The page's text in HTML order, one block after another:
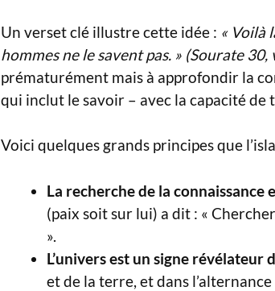
Un verset clé illustre cette idée : « Voilà
hommes ne le savent pas. » (Sourate 30,
prématurément mais à approfondir la
qui inclut le savoir – avec la capacité
Voici quelques grands principes que
La recherche de la connaissance
(paix soit sur lui) a dit : «
».
L’univers est un signe révélateur
et de la terre, et dans